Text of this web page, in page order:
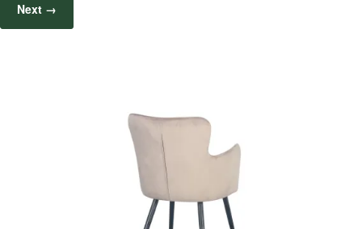
Next →